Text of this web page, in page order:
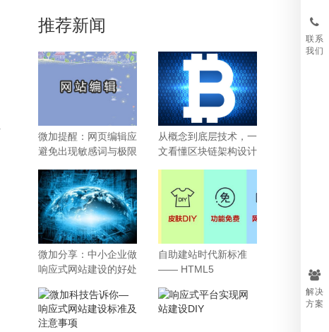
2014年，贩卖可穿戴智能
推荐新闻
微加提醒：网页编辑应
避免出现敏感词与极限
从概念到底层技术，一
文看懂区块链架构设计
微加分享：中小企业做
响应式网站建设的好处
自助建站时代新标准
—— HTML5
联系
我们
解决
方案